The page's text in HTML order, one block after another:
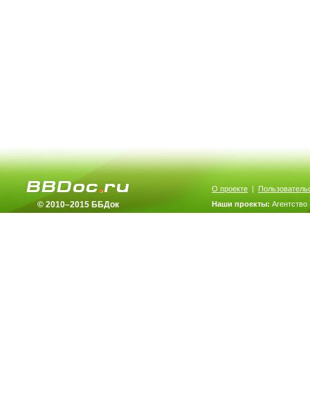
© 2010–2015 ББДок
О проекте |
Наши проекты: